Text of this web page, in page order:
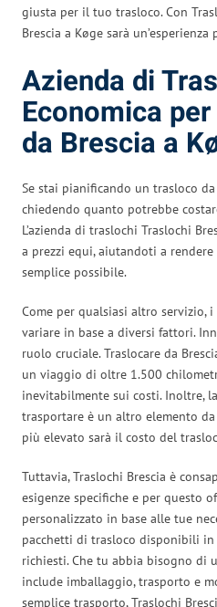
giusta per il tuo trasloco. Con
Brescia a Køge sarà
Azienda di
Economica
da Brescia a
Se stai pianificando un trasloco
chiedendo quanto potrebbe
L’azienda di traslochi Traslochi
a prezzi equi, aiutandoti a
semplice possibile.
Come per qualsiasi altro servizio,
variare in base a diversi fattori.
ruolo cruciale. Traslocare da
un viaggio di oltre 1.500
inevitabilmente sui costi. Inoltre,
trasportare è un altro elemento
più elevato sarà il costo del
Tuttavia, Traslochi Brescia è
esigenze specifiche e per questo
personalizzato in base alle tue
pacchetti di trasloco disponibili in
richiesti. Che tu abbia bisogno di
include imballaggio, trasporto e
semplice trasporto, Traslochi